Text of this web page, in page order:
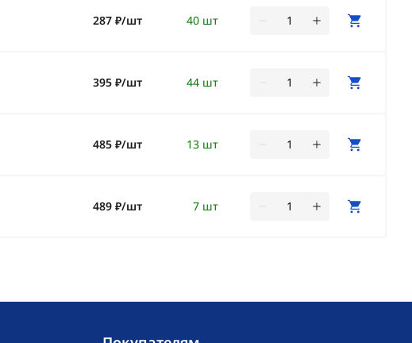
40 шт
287 ₽/шт
44 шт
395 ₽/шт
13 шт
485 ₽/шт
7 шт
489 ₽/шт